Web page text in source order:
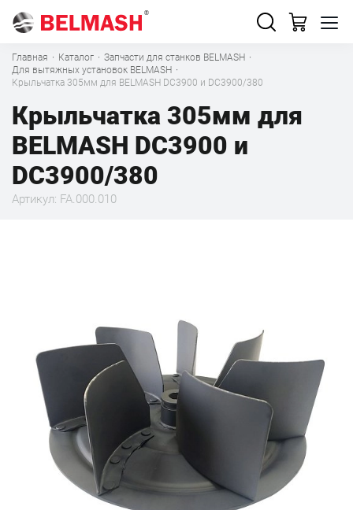
Главная · Каталог · Запчасти для станков BELMASH ·
Для вытяжных установок BELMASH ·
Крыльчатка 305мм для BELMASH DC3900 и DC3900/380
Крыльчатка 305мм для
BELMASH DC3900 и
DC3900/380
Артикул: FA.000.010